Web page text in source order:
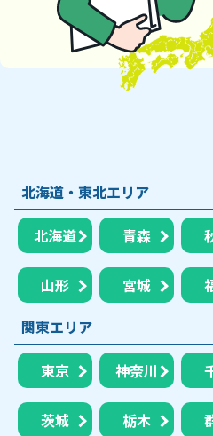
北海道・東北エリア
北海道 青森
山形 宮城
関東エリア
東京 神奈川
茨城 栃木